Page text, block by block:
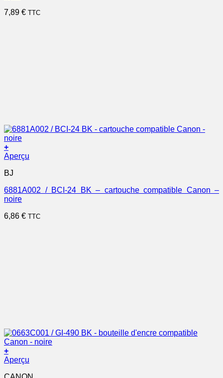
7,89 € TTC
+
Aperçu
BJ
6881A002 / BCI-24 BK – cartouche compatible Canon –
noire
6,86 € TTC
+
Aperçu